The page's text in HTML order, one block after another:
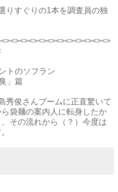
りすぐりの1本を調査員の独
トのソフラン
」篇
秀俊さんブームに正直驚いて
袋麺の案内人に転身したか
その流れから（？）今度は